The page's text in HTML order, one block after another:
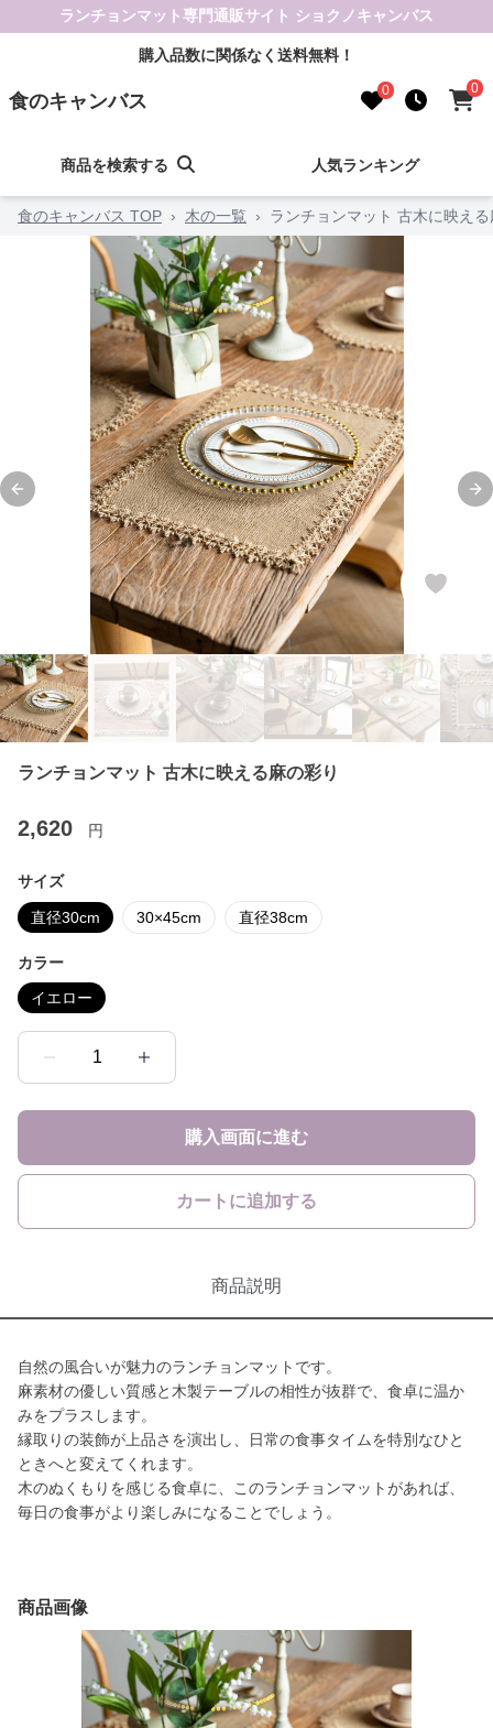
ランチョンマット専門通販サイト ショクノキャンバス
購入品数に関係なく送料無料！
食のキャンバス 0 0
商品を検索する 人気ランキング
食のキャンバス TOP › 木の一覧 › ランチョンマット 古木に映え
Previous slide
ランチョンマット 古木に映える麻の彩り
2,620 円
サイズ
直径30cm 30×45cm 直径38cm
カラー
イエロー
1
購入画面に進む
カートに追加する
商品説明
自然の風合いが魅力のランチョンマットです。
麻素材の優しい質感と木製テーブルの相性が抜群で、食卓に温か
みをプラスします。
縁取りの装飾が上品さを演出し、日常の食事タイムを特別なひと
ときへと変えてくれます。
木のぬくもりを感じる食卓に、このランチョンマットがあれば、
毎日の食事がより楽しみになることでしょう。
商品画像